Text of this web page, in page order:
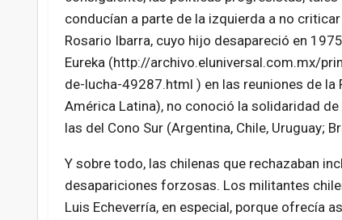
conducían a parte de la izquierda a no
Rosario Ibarra, cuyo hijo desapareció en
Eureka (http://archivo.eluniversal.com.mx/
de-lucha-49287.html ) en las reuniones de la
América Latina), no conoció la solidaridad
las del Cono Sur (Argentina, Chile, Uruguay;
Y sobre todo, las chilenas que rechazaban
desapariciones forzosas. Los militantes
Luis Echeverría, en especial, porque ofrecía